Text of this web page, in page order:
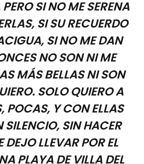
SI NO ME SERENA
SI SU RECUERDO
SI NO ME DAN
NO SON NI ME
MÁS BELLAS NI SON
SOLO QUIERO A
POCAS, Y CON ELLAS
SILENCIO, SIN HACER
DEJO LLEVAR POR EL
PLAYA DE VILLA DEL